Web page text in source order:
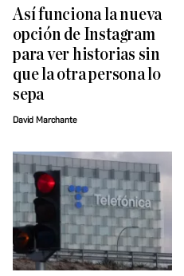
Así funciona la nueva
opción de Instagram
para ver historias sin
que la otra persona lo
sepa
David Marchante